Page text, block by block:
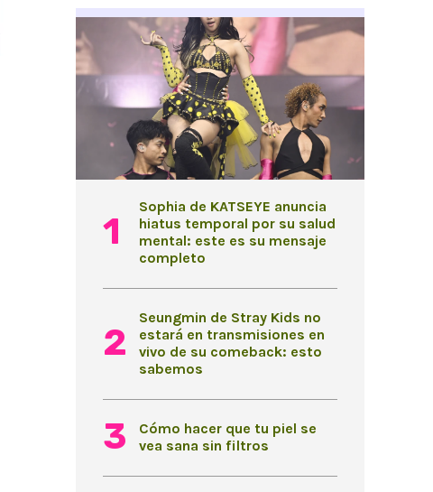
Sophia de KATSEYE anuncia
hiatus temporal por su salud
mental: este es su mensaje
completo
Seungmin de Stray Kids no
estará en transmisiones en
vivo de su comeback: esto
sabemos
Cómo hacer que tu piel se
vea sana sin filtros